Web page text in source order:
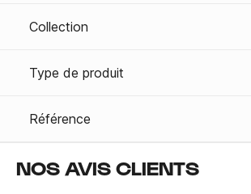
Collection
Type de produit
Référence
NOS AVIS CLIENTS